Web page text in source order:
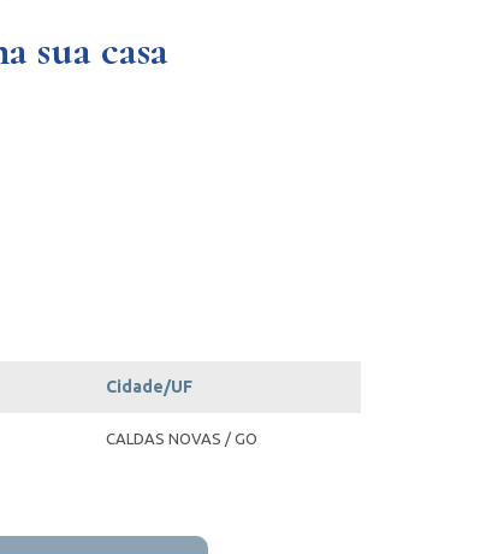
sua casa
Cidade/UF
CALDAS NOVAS / GO